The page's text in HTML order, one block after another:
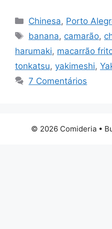
Categorias
Chinesa, Porto
Tags
banana, camarão,
harumaki, macarrão
tonkatsu, yakimeshi,
7 Comentários
© 2026 Comideria •